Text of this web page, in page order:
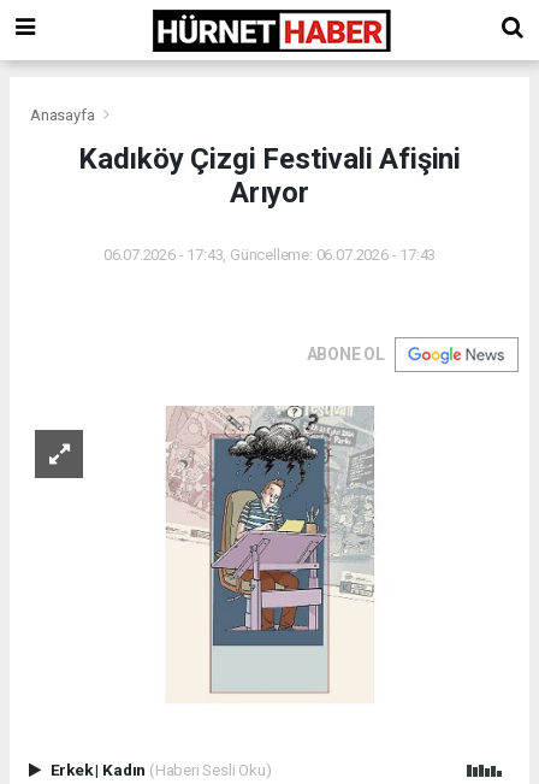
Anasayfa
Kadıköy Çizgi Festivali Afişini
Arıyor
06.07.2026 - 17:43, Güncelleme: 06.07.2026 - 17:43
ABONE OL
Erkek| Kadın (Haberi Sesli Oku)